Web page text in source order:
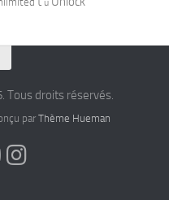
u
Tous droits réservés.
par Thème Hueman